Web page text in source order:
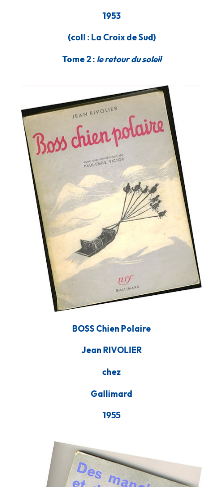
1953
(coll : La Croix de Sud)
Tome 2 : le retour du soleil
BOSS Chien Polaire
Jean RIVOLIER
chez
Gallimard
1955